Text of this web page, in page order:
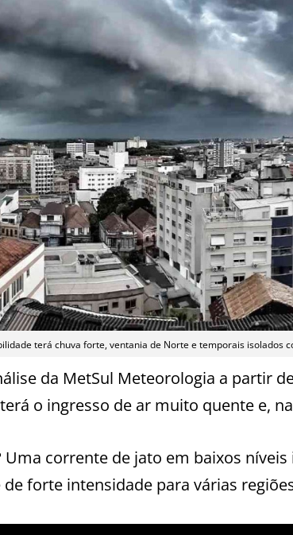
terá chuva forte, ventania de Norte e temporais isolados
da MetSul Meteorologia a partir
o ingresso de ar muito quente e,
Uma corrente de jato em baixos
forte intensidade para várias